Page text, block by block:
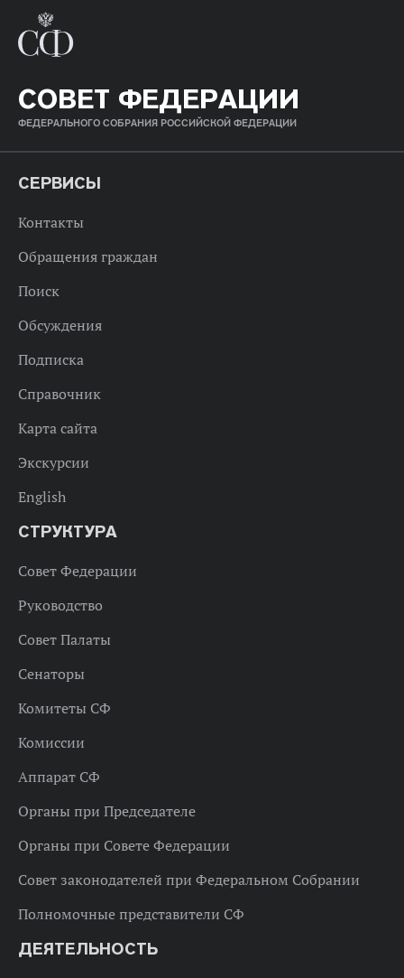
СОВЕТ ФЕДЕРАЦИИ
ФЕДЕРАЛЬНОГО СОБРАНИЯ РОССИЙСКОЙ ФЕДЕРАЦИИ
СЕРВИСЫ
Контакты
Обращения граждан
Поиск
Обсуждения
Подписка
Справочник
Карта сайта
Экскурсии
English
СТРУКТУРА
Совет Федерации
Руководство
Совет Палаты
Сенаторы
Комитеты СФ
Комиссии
Аппарат СФ
Органы при Председателе
Органы при Совете Федерации
Совет законодателей при Федеральном Собрании
Полномочные представители СФ
ДЕЯТЕЛЬНОСТЬ